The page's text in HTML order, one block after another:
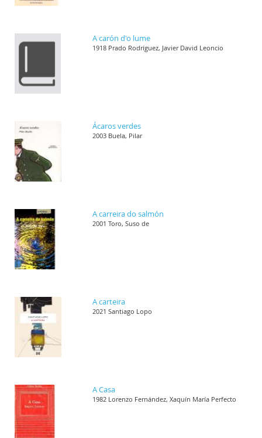
A carón d'o lume
1918 Prado Rodríguez, Javier David Leoncio
Ácaros verdes
2003 Buela, Pilar
A carreira do salmón
2001 Toro, Suso de
A carteira
2021 Santiago Lopo
A Casa
1982 Lorenzo Fernández, Xaquín María Perfecto